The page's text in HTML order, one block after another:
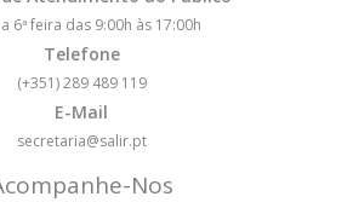
a 6ª feira das 9:00h às 17:00h
Telefone
(+351) 289 489 119
E-Mail
secretaria@salir.pt
Nos